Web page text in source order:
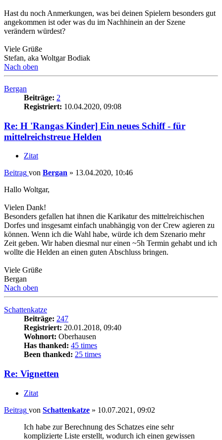
Hast du noch Anmerkungen, was bei deinen Spielern besonders gut
angekommen ist oder was du im Nachhinein an der Szene
verändern würdest?
Viele Grüße
Stefan, aka Woltgar Bodiak
Nach oben
Bergan
Beiträge: 2
Registriert: 10.04.2020, 09:08
Re: H 'Rangas Kinder] Ein neues Schiff - für
mittelreichstreue Helden
Zitat
Beitrag von Bergan » 13.04.2020, 10:46
Hallo Woltgar,
Vielen Dank!
Besonders gefallen hat ihnen die Karikatur des mittelreichischen
Dorfes und insgesamt einfach unabhängig von der Crew agieren zu
können. Wenn ich die Wahl habe, würde ich dem Szenario mehr
Zeit geben. Wir haben diesmal nur einen ~5h Termin gehabt und ich
wollte die Helden an einen guten Abschluss bringen.
Viele Grüße
Bergan
Nach oben
Schattenkatze
Beiträge: 247
Registriert: 20.01.2018, 09:40
Wohnort: Oberhausen
Has thanked: 45 times
Been thanked: 25 times
Re: Vignetten
Zitat
Beitrag von Schattenkatze » 10.07.2021, 09:02
Ich habe zur Berechnung des Schatzes eine sehr
komplizierte Liste erstellt, wodurch ich einen gewissen